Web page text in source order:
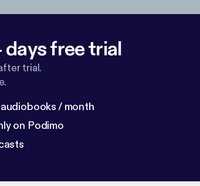
free trial
trial.
/ month
on Podimo